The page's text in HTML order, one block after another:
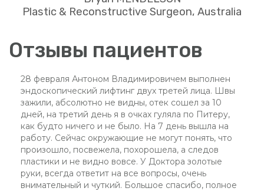
28 февраля Антоном Владимировичем выполнен
эндоскопический лифтинг двух третей лица. Швы
зажили, абсолютно не видны, отек сошел за 10
дней, на третий день я в очках гуляла по Питеру,
как будто ничего и не было. На 7 день вышла на
работу. Сейчас окружающие не могут понять, что
произошло, посвежела, похорошела, а следов
пластики и не видно вовсе. У Доктора золотые
руки, всегда ответит на все вопросы, очень
внимательный и чуткий. Большое спасибо, полное
КЛИНИКА НА НЕВСКОМ
ВРАЧИ
АКЦИИ
КОНТАКТЫ
Невский пр-т, 114-116, Бизнес-Центр «Невский
Центр» («Стокманн», ст.м. «Площадь
Восстания»)
смотреть на карте